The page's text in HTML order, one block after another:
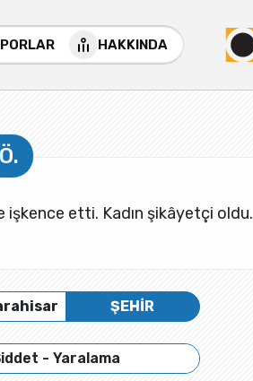
HAKKINDA
işkence etti. Kadın şikâyetçi oldu.
ŞEHİR
- Yaralama